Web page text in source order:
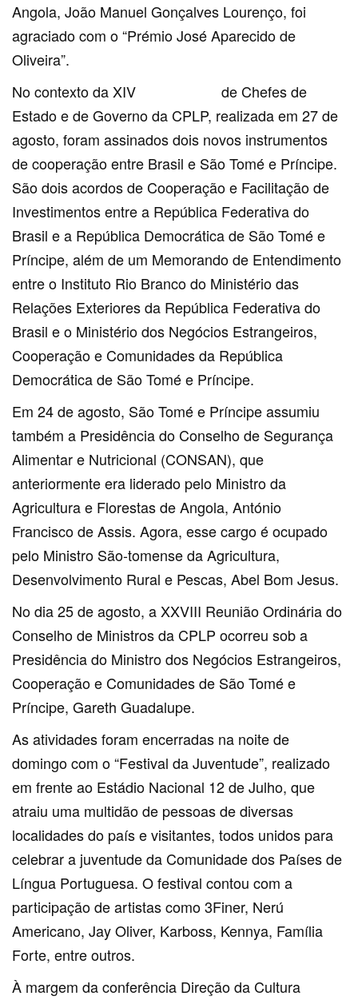
Angola, João Manuel Gonçalves Lourenço, foi
agraciado com o “Prémio José Aparecido de
Oliveira”.
No contexto da XIV
de Chefes de
Estado e de Governo da CPLP, realizada em 27 de
agosto, foram assinados dois novos instrumentos
de cooperação entre Brasil e São Tomé e Príncipe.
São dois acordos de Cooperação e Facilitação de
Investimentos entre a República Federativa do
Brasil e a República Democrática de São Tomé e
Príncipe, além de um Memorando de Entendimento
entre o Instituto Rio Branco do Ministério das
Relações Exteriores da República Federativa do
Brasil e o Ministério dos Negócios Estrangeiros,
Cooperação e Comunidades da República
Democrática de São Tomé e Príncipe.
Em 24 de agosto, São Tomé e Príncipe assumiu
também a Presidência do Conselho de Segurança
Alimentar e Nutricional (CONSAN), que
anteriormente era liderado pelo Ministro da
Agricultura e Florestas de Angola, António
Francisco de Assis. Agora, esse cargo é ocupado
pelo Ministro São-tomense da Agricultura,
Desenvolvimento Rural e Pescas, Abel Bom Jesus.
No dia 25 de agosto, a XXVIII Reunião Ordinária do
Conselho de Ministros da CPLP ocorreu sob a
Presidência do Ministro dos Negócios Estrangeiros,
Cooperação e Comunidades de São Tomé e
Príncipe, Gareth Guadalupe.
As atividades foram encerradas na noite de
domingo com o “Festival da Juventude”, realizado
em frente ao Estádio Nacional 12 de Julho, que
atraiu uma multidão de pessoas de diversas
localidades do país e visitantes, todos unidos para
celebrar a juventude da Comunidade dos Países de
Língua Portuguesa. O festival contou com a
participação de artistas como 3Finer, Nerú
Americano, Jay Oliver, Karboss, Kennya, Família
Forte, entre outros.
À margem da conferência Direção da Cultura